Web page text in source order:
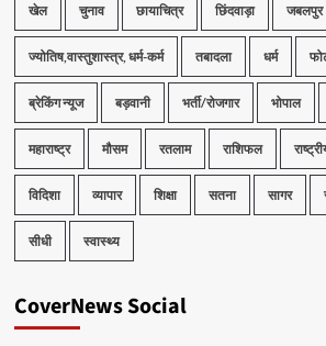
खेल चुनाव छायाचित्र छिंदवाड़ा जबलपुर
ज्योतिष,वास्तुशास्त्र, धर्म-कर्म तबादला धर्म
ब्रेकिंग न्यूज बड़वानी भर्ती/रोजगार भोपाल
महाराष्ट्र मौसम रतलाम राशिफल
विदिशा व्यापार शिक्षा सतना सागर
सीधी स्वास्थ्य
CoverNews Social